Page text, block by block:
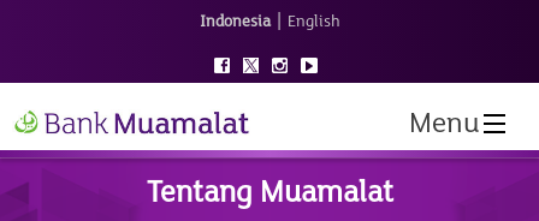
Indonesia | English
Menu
Tentang Muamalat